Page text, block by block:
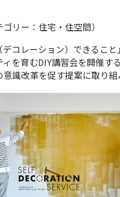
リー：住宅・住空間）
コレーション）できるこ
を育むDIY講習会を開催す
識改革を促す提案に取り組